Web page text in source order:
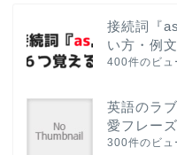
接続詞『
い方・例
400件のビュ
英語のラ
愛フレーズ
300件のビュ